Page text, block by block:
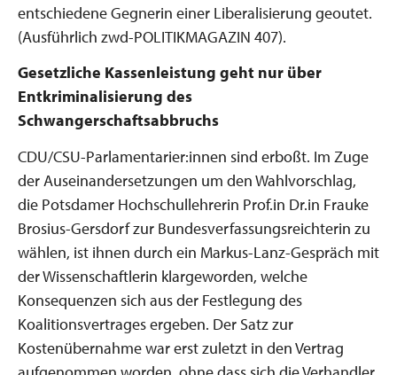
entschiedene Gegnerin einer Liberalisierung geoutet.
(Ausführlich zwd-POLITIKMAGAZIN 407).
Gesetzliche Kassenleistung geht nur über
Entkriminalisierung des
Schwangerschaftsabbruchs
CDU/CSU-Parlamentarier:innen sind erboßt. Im Zuge
der Auseinandersetzungen um den Wahlvorschlag,
die Potsdamer Hochschullehrerin Prof.in Dr.in Frauke
Brosius-Gersdorf zur Bundesverfassungsreichterin zu
wählen, ist ihnen durch ein Markus-Lanz-Gespräch mit
der Wissenschaftlerin klargeworden, welche
Konsequenzen sich aus der Festlegung des
Koalitionsvertrages ergeben. Der Satz zur
Kostenübernahme war erst zuletzt in den Vertrag